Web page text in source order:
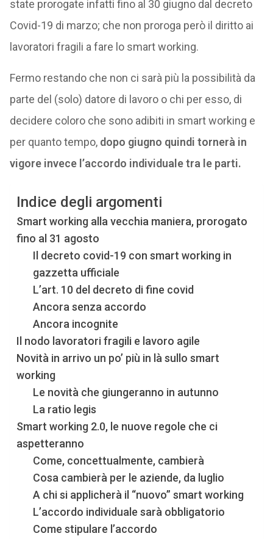
state prorogate infatti fino al 30 giugno dal decreto
Covid-19 di marzo; che non proroga però il diritto ai
lavoratori fragili a fare lo smart working.
Fermo restando che non ci sarà più la possibilità da
parte del (solo) datore di lavoro o chi per esso, di
decidere coloro che sono adibiti in smart working e
per quanto tempo,dopo giugno quindi tornerà in
vigore invece l’accordo individuale tra le parti.
Indice degli argomenti
Smart working alla vecchia maniera, prorogato
fino al 31 agosto
Il decreto covid-19 con smart working in
gazzetta ufficiale
L’art. 10 del decreto di fine covid
Ancora senza accordo
Ancora incognite
Il nodo lavoratori fragili e lavoro agile
Novità in arrivo un po’ più in là sullo smart
working
Le novità che giungeranno in autunno
La ratio legis
Smart working 2.0, le nuove regole che ci
aspetteranno
Come, concettualmente, cambierà
Cosa cambierà per le aziende, da luglio
A chi si applicherà il “nuovo” smart working
L’accordo individuale sarà obbligatorio
Come stipulare l’accordo